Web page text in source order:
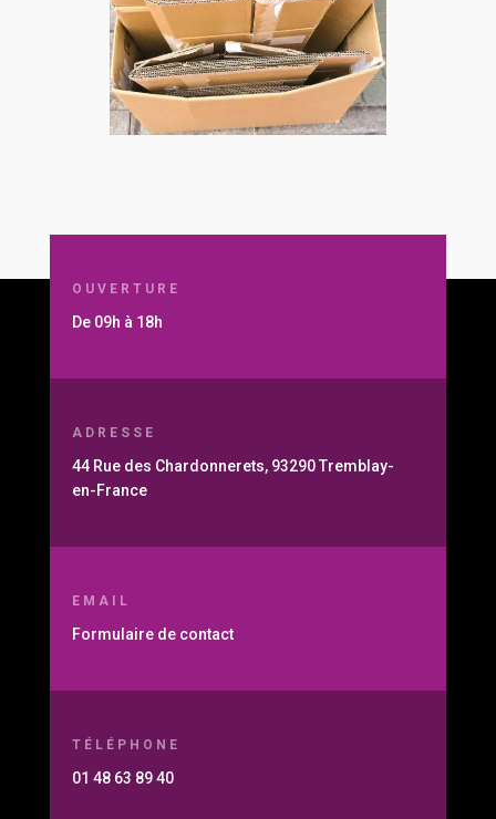
OUVERTURE
De 09h à 18h
ADRESSE
44 Rue des Chardonnerets, 93290 Tremblay-
en-France
EMAIL
Formulaire de contact
TÉLÉPHONE
01 48 63 89 40